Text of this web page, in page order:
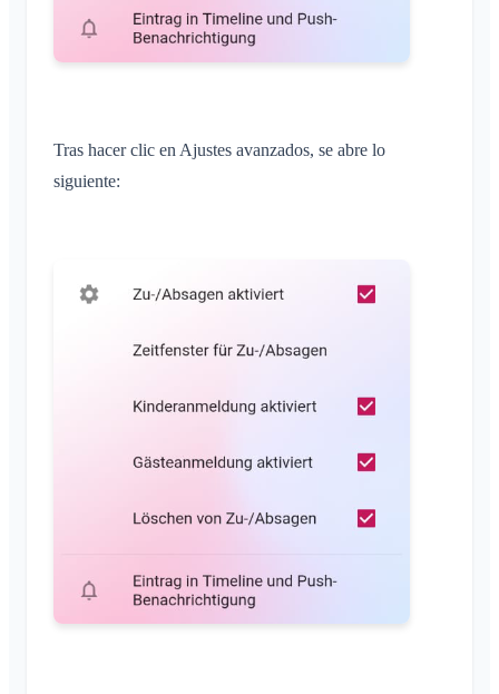
Tras hacer clic en Ajustes avanzados, se abre lo
siguiente: